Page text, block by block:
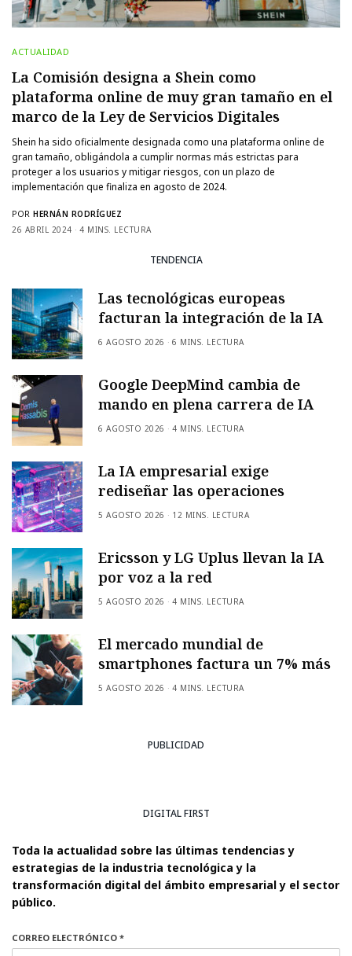
ACTUALIDAD
La Comisión designa a Shein como
plataforma online de muy gran tamaño en el
marco de la Ley de Servicios Digitales
Shein ha sido oficialmente designada como una plataforma online de
gran tamaño, obligándola a cumplir normas más estrictas para
proteger a los usuarios y mitigar riesgos, con un plazo de
implementación que finaliza en agosto de 2024.
POR HERNÁN RODRÍGUEZ
26 ABRIL 2024
4 MINS. LECTURA
TENDENCIA
Las tecnológicas europeas
facturan la integración de la IA
6 AGOSTO 2026 6 MINS. LECTURA
Google DeepMind cambia de
mando en plena carrera de IA
6 AGOSTO 2026 4 MINS. LECTURA
La IA empresarial exige
rediseñar las operaciones
5 AGOSTO 2026 12 MINS. LECTURA
Ericsson y LG Uplus llevan la IA
por voz a la red
5 AGOSTO 2026 4 MINS. LECTURA
El mercado mundial de
smartphones factura un 7% más
5 AGOSTO 2026 4 MINS. LECTURA
PUBLICIDAD
DIGITAL FIRST
Toda la actualidad sobre las últimas tendencias y
estrategias de la industria tecnológica y la
transformación digital del ámbito empresarial y el sector
público.
CORREO ELECTRÓNICO *